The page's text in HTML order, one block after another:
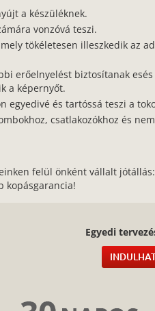
a készüléknek.
vonzóvá teszi.
tökéletesen illeszkedik az
erőelnyelést biztosítanak esés
a képernyőt.
egyedivé és tartóssá teszi a
csatlakozókhoz és
felül önként vállalt jótállás:
kopásgarancia!
Egyedi